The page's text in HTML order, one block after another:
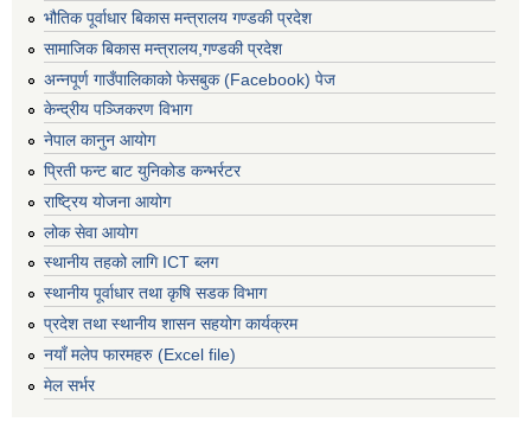
भौतिक पूर्वाधार बिकास मन्त्रालय गण्डकी प्रदेश
सामाजिक बिकास मन्त्रालय,गण्डकी प्रदेश
अन्नपूर्ण गाउँपालिकाको फेसबुक (Facebook) पेज
केन्द्रीय पञ्जिकरण विभाग
नेपाल कानुन आयोग
प्रिती फन्ट बाट युनिकोड कन्भर्रटर
राष्ट्रिय योजना आयोग
लोक सेवा आयोग
स्थानीय तहको लागि ICT ब्लग
स्थानीय पूर्वाधार तथा कृषि सडक विभाग
प्रदेश तथा स्थानीय शासन सहयोग कार्यक्रम
नयाँ मलेप फारमहरु (Excel file)
मेल सर्भर